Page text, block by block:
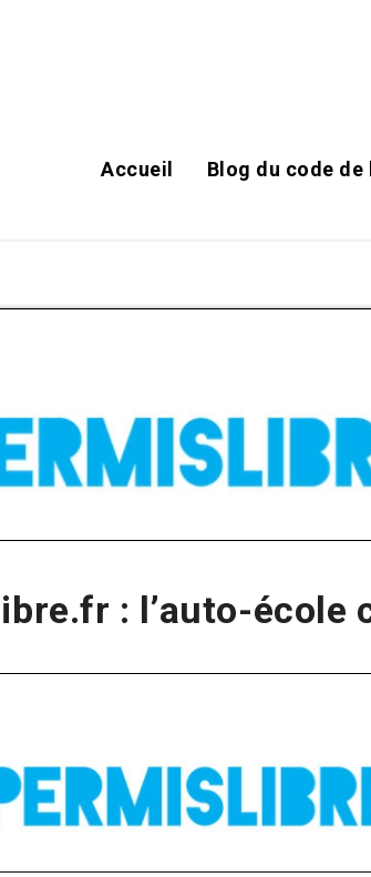
Accueil Blog du code de
: l’auto-école